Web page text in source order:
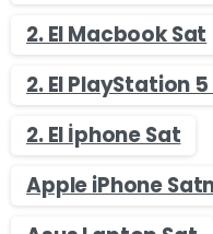
2. El Macbook Sat
2. El PlayStation
2. El İphone Sat
Apple iPhone